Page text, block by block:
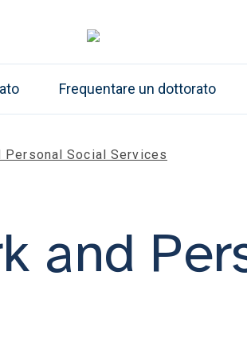
Frequentare un dottorato
Personal Social Services
and